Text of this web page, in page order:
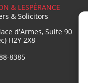
& LESPÉRANCE
& Solicitors
d'Armes, Suite 90
H2Y 2X8
8385